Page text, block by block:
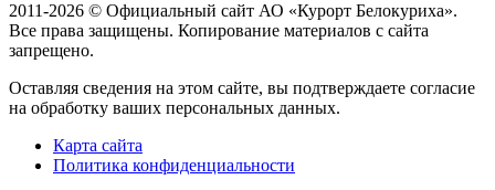
2011-2026 © Официальный сайт АО «Курорт Белокуриха».
Все права защищены. Копирование материалов с сайта
запрещено.
Оставляя сведения на этом сайте, вы подтверждаете согласие
на обработку ваших персональных данных.
Карта сайта
Политика конфиденциальности